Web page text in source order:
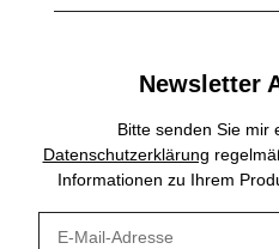
Newsletter
Bitte senden Sie mir
Datenschutzerklärung
Informationen zu Ihrem